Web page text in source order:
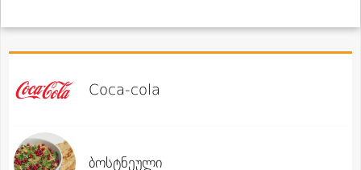
Coca-cola
ბოსტნეული